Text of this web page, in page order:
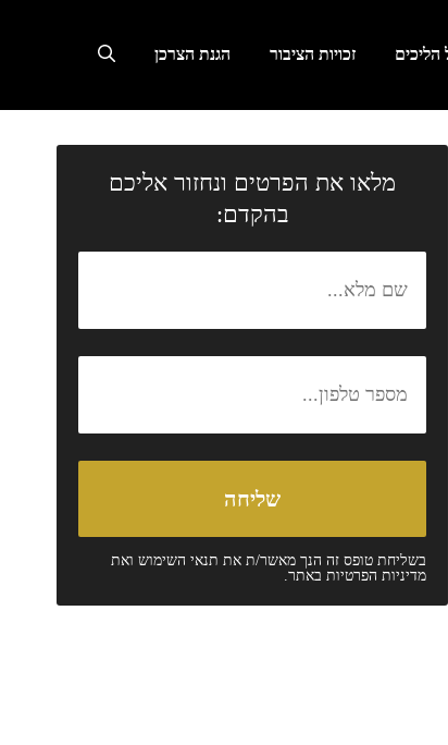
הליכים זכויות הציבור הגנת הצרכן
מלאו את הפרטים ונחזור אליכם
בהקדם:
בשליחת טופס זה הנך מאשר/ת את תנאי השימושואת
מדיניות הפרטיותבאתר.